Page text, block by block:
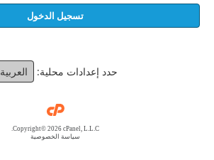
تسجيل الدخول
حدد إعدادات محلية: العربية
Copyright© 2026 cPanel, L.L.C.
سياسة الخصوصية